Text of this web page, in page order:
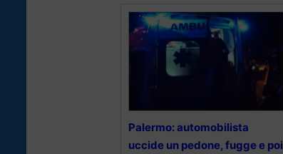
Palermo: automobilista
uccide un pedone, fugge e poi